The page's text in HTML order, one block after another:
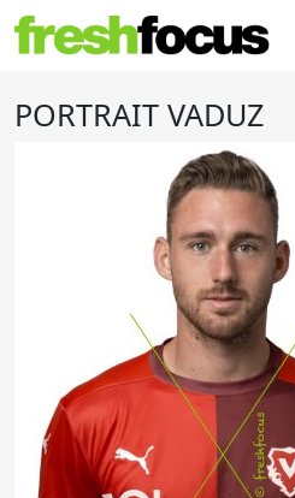
PORTRAIT VADUZ